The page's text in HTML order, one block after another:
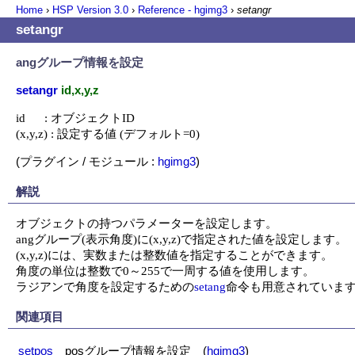
Home › HSP Version 3.0 › Reference - hgimg3 › setangr
setangr
angグループ情報を設定
setangr id,x,y,z
id      : オブジェクトID
(x,y,z) : 設定する値 (デフォルト=0)
(プラグイン / モジュール : hgimg3)
解説
オブジェクトの持つパラメーターを設定します。
angグループ(表示角度)に(x,y,z)で指定された値を設定します。
(x,y,z)には、実数または整数値を指定することができます。
角度の単位は整数で0～255で一周する値を使用します。
ラジアンで角度を設定するためのsetang命令も用意されていま
関連項目
setpos posグループ情報を設定 (hgimg3)